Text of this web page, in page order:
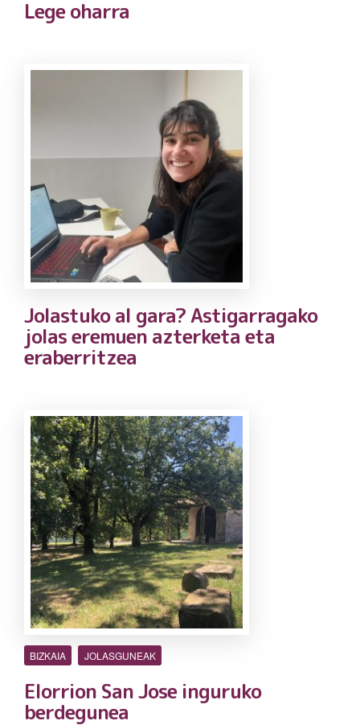
Lege oharra
Jolastuko al gara? Astigarragako
jolas eremuen azterketa eta
eraberritzea
BIZKAIA JOLASGUNEAK
Elorrion San Jose inguruko
berdegunea